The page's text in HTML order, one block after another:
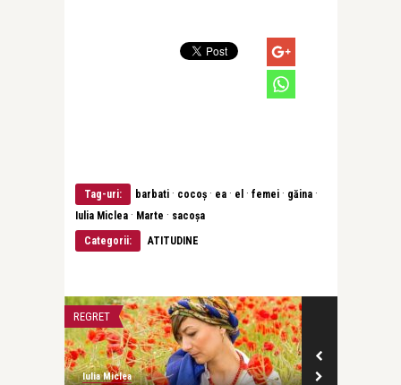
Tag-uri: barbati · cocoş · ea · el · femei · găina ·
Iulia Miclea · Marte · sacoșa
Categorii:
ATITUDINE
REGRET
Iulia Miclea